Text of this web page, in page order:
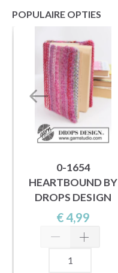
POPULAIRE OPTIES
0-1654
HEARTBOUND BY
DROPS DESIGN
€ 4,99